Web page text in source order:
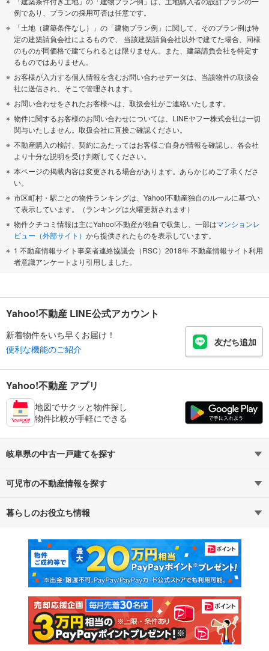
例であり、プランの採用可否は任意です。
「土地（建築条件なし）」の「建物プラン例」に関して、そのプラン例は特
定の建築請負会社によるもので、 当該建築請負会社以外で建てた場合、同様
のものが同価格で建てられるとは限りません。また、建築請負会社を特定す
るものではありません。
お客様が入力する個人情報を含むお問い合わせデータは、当該物件の取扱会
社に送信され、そこで管理されます。
お問い合わせをされたお客様へは、取扱会社がご連絡いたします。
物件に関するお客様のお問い合わせについては、LINEヤフー株式会社は一切
関与いたしません。取扱会社に直接ご確認ください。
不動産購入の検討、契約にあたってはお客様ご自身が情報を確認し、各会社
より十分な説明を受け判断してください。
本ページの掲載内容は変更される場合があります。あらかじめご了承くださ
い。
市区町村・駅ごとの物件ランキングは、Yahoo!不動産独自のルールに基づい
て表示しています。（ランキングは火曜更新されます）
物件クチコミ情報は主にYahoo!不動産が独自で収集し、一部はマンションレ
ビュー（外部サイト） から提供されたものを表示しています。
1 不動産情報サイト事業者連絡協議会（RSC）2018年 不動産情報サイト利用
者意識アンケートより引用しました。
Yahoo!不動産 LINE公式アカウント
新着物件をいち早くお届け！
便利な機能のご紹介
友だち追加
Yahoo!不動産 アプリ
地図でサクッと物件探し
物件比較が手軽にできる
岐阜県の中古一戸建てを探す
路線・駅から探す
通勤・通学時間から探す
可児市の不動産情報を探す
不動産・住宅
新築マンション 中古マンション
新築一戸建て 中古一戸建て
注文住宅 土地
売却査定
暮らしのお役立ち情報
マンションカタログ 教えて！住まいの先生